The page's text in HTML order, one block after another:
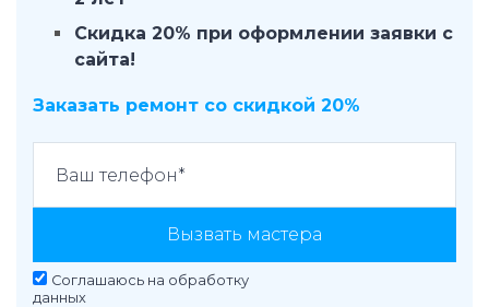
Скидка 20% при оформлении заявки с
сайта!
Заказать ремонт со скидкой 20%
Вызвать мастера
Соглашаюсь на обработку
данных